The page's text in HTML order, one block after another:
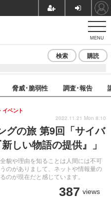
MENU
検索 購読
脅威･脆弱性 調査･報告
グの旅 第9回「サイバ
しい物語の提供』」
貌や理由を知ることは人間には不可
のがありまして、ネットや情報量の
のが現在だと感じています。
イベント
387 views
2022.11.21 Mon 8:10